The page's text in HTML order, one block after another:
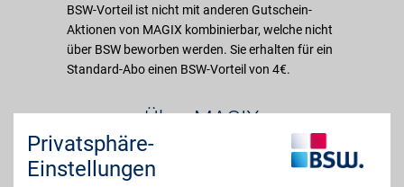
BSW-Vorteil ist nicht mit anderen Gutschein-
Aktionen von MAGIX kombinierbar, welche nicht
über BSW beworben werden. Sie erhalten für ein
Standard-Abo einen BSW-Vorteil von 4€.
Über MAGIX
MAGIX bietet Software für Foto-, Video und
Musikbearbeitung. Sowohl Einsteiger als auch
Privatsphäre-
Einstellungen